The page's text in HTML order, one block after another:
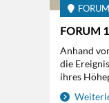
FORUM
Anhand
die
ihres